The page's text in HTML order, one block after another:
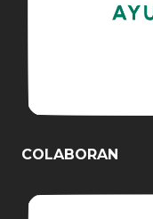
COLABORAN